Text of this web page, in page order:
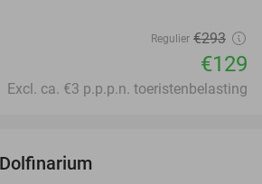
Regulier €293
€129
Excl. ca. €3 p.p.p.n. toeristenbelasting